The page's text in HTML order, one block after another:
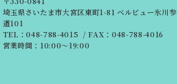
埼玉県さいたま市大宮区東町1-81 ベルビュー氷川参
道101
TEL：048-788-4015 / FAX：048-788-4016
営業時間：10:00～19:00